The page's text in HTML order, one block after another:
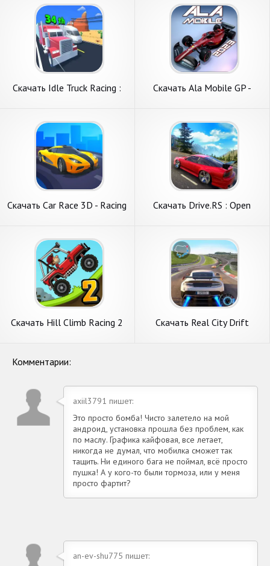
Скачать Idle Truck Racing :
Андроид
Скачать Ala Mobile GP -
Андроид
Скачать Car Race 3D - Racing
Скачать Drive.RS : Open
Скачать Hill Climb Racing 2
Скачать Real City Drift
Комментарии:
axiil3791 пишет:
Это просто бомба! Чисто залетело на мой
андроид, установка прошла без проблем, как
по маслу. Графика кайфовая, все летает,
никогда не думал, что мобилка сможет так
тащить. Ни единого бага не поймал, всё просто
пушка! А у кого-то были тормоза, или у меня
просто фартит?
an-ev-shu775 пишет: